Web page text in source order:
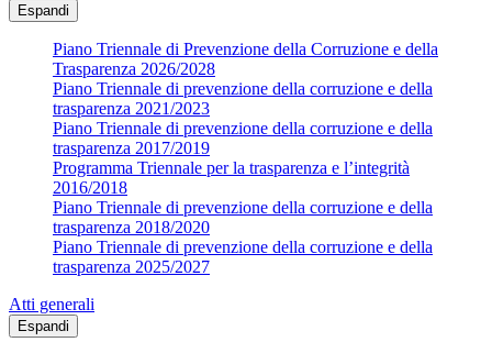
Espandi
Piano Triennale di Prevenzione della Corruzione e della
Trasparenza 2026/2028
Piano Triennale di prevenzione della corruzione e della
trasparenza 2021/2023
Piano Triennale di prevenzione della corruzione e della
trasparenza 2017/2019
Programma Triennale per la trasparenza e l’integrità
2016/2018
Piano Triennale di prevenzione della corruzione e della
trasparenza 2018/2020
Piano Triennale di prevenzione della corruzione e della
trasparenza 2025/2027
Atti generali
Espandi